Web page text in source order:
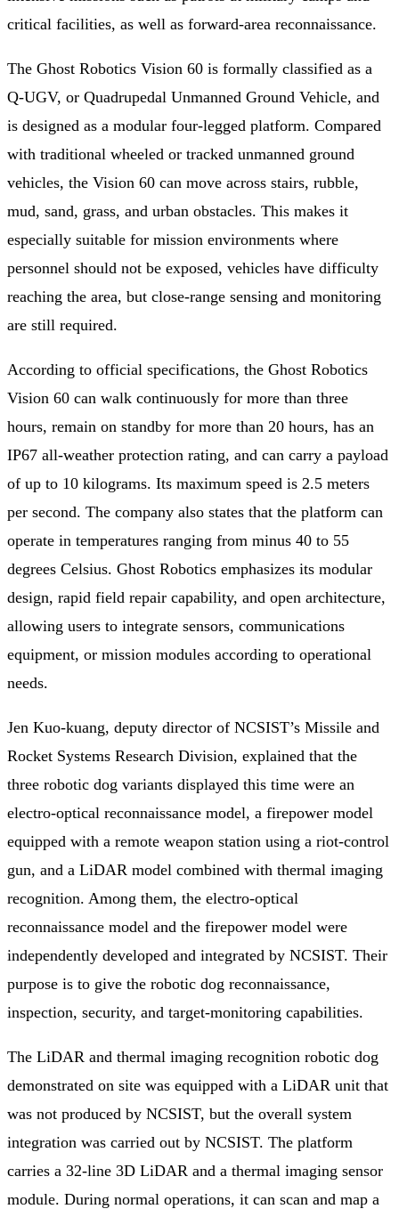
critical facilities, as well as forward-area reconnaissance.
The Ghost Robotics Vision 60 is formally classified as a
Q-UGV, or Quadrupedal Unmanned Ground Vehicle, and
is designed as a modular four-legged platform. Compared
with traditional wheeled or tracked unmanned ground
vehicles, the Vision 60 can move across stairs, rubble,
mud, sand, grass, and urban obstacles. This makes it
especially suitable for mission environments where
personnel should not be exposed, vehicles have difficulty
reaching the area, but close-range sensing and monitoring
are still required.
According to official specifications, the Ghost Robotics
Vision 60 can walk continuously for more than three
hours, remain on standby for more than 20 hours, has an
IP67 all-weather protection rating, and can carry a payload
of up to 10 kilograms. Its maximum speed is 2.5 meters
per second. The company also states that the platform can
operate in temperatures ranging from minus 40 to 55
degrees Celsius. Ghost Robotics emphasizes its modular
design, rapid field repair capability, and open architecture,
allowing users to integrate sensors, communications
equipment, or mission modules according to operational
needs.
Jen Kuo-kuang, deputy director of NCSIST’s Missile and
Rocket Systems Research Division, explained that the
three robotic dog variants displayed this time were an
electro-optical reconnaissance model, a firepower model
equipped with a remote weapon station using a riot-control
gun, and a LiDAR model combined with thermal imaging
recognition. Among them, the electro-optical
reconnaissance model and the firepower model were
independently developed and integrated by NCSIST. Their
purpose is to give the robotic dog reconnaissance,
inspection, security, and target-monitoring capabilities.
The LiDAR and thermal imaging recognition robotic dog
demonstrated on site was equipped with a LiDAR unit that
was not produced by NCSIST, but the overall system
integration was carried out by NCSIST. The platform
carries a 32-line 3D LiDAR and a thermal imaging sensor
module. During normal operations, it can scan and map a